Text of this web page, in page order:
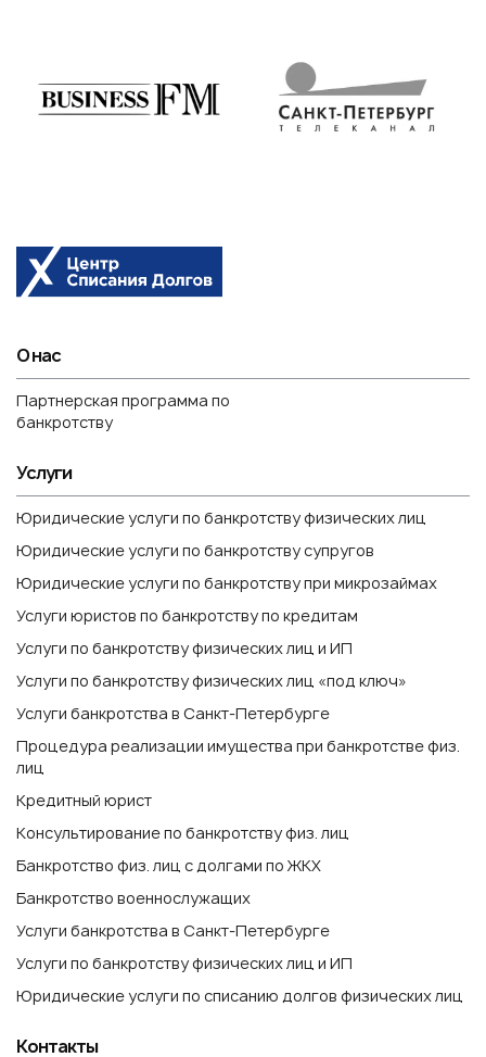
О нас
Партнерская программа по
банкротству
Услуги
Юридические услуги по банкротству физических лиц
Юридические услуги по банкротству супругов
Юридические услуги по банкротству при микрозаймах
Услуги юристов по банкротству по кредитам
Услуги по банкротству физических лиц и ИП
Услуги по банкротству физических лиц «под ключ»
Услуги банкротства в Санкт-Петербурге
Процедура реализации имущества при банкротстве физ.
лиц
Кредитный юрист
Консультирование по банкротству физ. лиц
Банкротство физ. лиц с долгами по ЖКХ
Банкротство военнослужащих
Услуги банкротства в Санкт-Петербурге
Услуги по банкротству физических лиц и ИП
Юридические услуги по списанию долгов физических лиц
Контакты